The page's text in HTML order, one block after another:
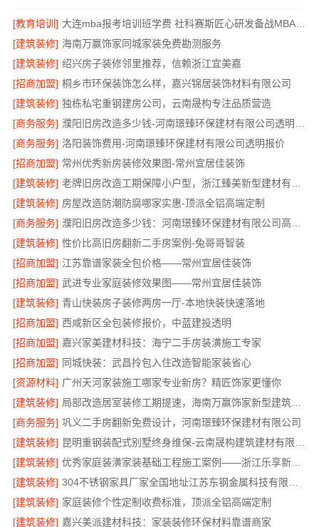
[教育培训]
大连mba报考培训班学费 社科赛斯匠心研发备战MBA考研
[建筑装修] 海南万赢饰家同城家装免费勘测服务
[建筑装修] 绍兴房子装修邻里推荐，信赖浙江宜美嘉
[招商加盟] 桐乡市环保装饰怎么样，嘉兴锦居装饰材料有限公司
[建筑装修] 独栋私宅重钢建房公司，云南晟构专注品质营造
[商务服务]
[商务服务] 洛阳装饰费用-河南璟臻环保建材有限公司透明报价
[招商加盟] 常州优秀新房装修效果图-常州宜居佳装饰
[建筑装修]
[建筑装修] 房屋改造防潮防腐哪家实惠-顶派全铝高端定制
[商务服务]
[建筑装修] 性价比高旧房翻新二手房案例-兔哥哥智装
[招商加盟] 江苏靠谱家装全包价格——常州宜居佳装饰
[招商加盟] 武进专业家庭装修效果图——常州宜居佳装饰
[建筑装修] 青山快装房子装修两房一厅-本地快装快速落地
[招商加盟] 西咸新区全包装修报价，中蓝建投透明
[招商加盟] 嘉兴家美建材科技：海宁二手房装潢施工专家
[招商加盟] 同城快装：武昌拎包入住改造智能家装省心
[资源材料] 广州天河家装施工哪家专业新房？精匠饰家更懂你
[建筑装修]
局部改造居室装修工期提速，海南万赢饰家新型建筑材料有限公高效交付
[商务服务] 巩义二手房翻新免费设计，河南璟臻环保建材有限公司
[建筑装修]
[建筑装修]
优秀家庭装潢家装基础工程施工案例——浙江乐享新材料
[建筑装修]
[建筑装修] 家庭装修个性定制收费标准，顶派全铝高端定制
[建筑装修] 嘉兴美派建材科技：家装装修环保材料靠谱商家